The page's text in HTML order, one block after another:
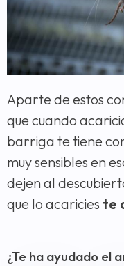
Aparte de estos
que cuando
barriga te tiene
muy sensibles en
dejen al
que lo acaricies te
¿Te ha ayudado el